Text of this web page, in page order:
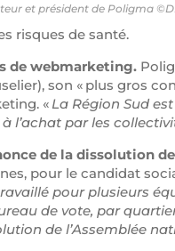
et président de Poligma
risques de santé.
de webmarketing.
son « plus gros
« La Région Sud
l’achat par les
de la dissolution
pour le candidat
pour plusieurs
de vote, par
de l’Assemblée